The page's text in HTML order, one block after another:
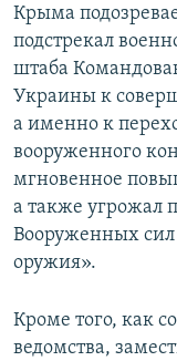
Крыма
подстрекал
штаба
Украины к
а именно к
вооруженного
мгновенное
а также
Вооруженных сил
оружия».
Кроме того, как
ведомства,